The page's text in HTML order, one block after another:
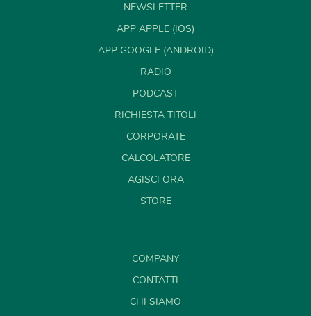
NEWSLETTER
APP APPLE (IOS)
APP GOOGLE (ANDROID)
RADIO
PODCAST
RICHIESTA TITOLI
CORPORATE
CALCOLATORE
AGISCI ORA
STORE
COMPANY
CONTATTI
CHI SIAMO